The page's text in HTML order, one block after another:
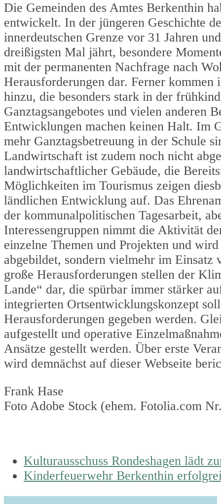
Die Gemeinden des Amtes Berkenthin
entwickelt. In der jüngeren Geschichte
innerdeutschen Grenze vor 31 Jahren
dreißigsten Mal jährt, besondere
mit der permanenten Nachfrage nach
Herausforderungen dar. Ferner kommen
hinzu, die besonders stark in der
Ganztagsangebotes und vielen anderen
Entwicklungen machen keinen Halt. Im
mehr Ganztagsbetreuung in der Schule
Landwirtschaft ist zudem noch nicht
landwirtschaftlicher Gebäude, die
Möglichkeiten im Tourismus zeigen
ländlichen Entwicklung auf. Das
der kommunalpolitischen Tagesarbeit,
Interessengruppen nimmt die Aktivität
einzelne Themen und Projekten und
abgebildet, sondern vielmehr im
große Herausforderungen stellen der
Lande“ dar, die spürbar immer stärker
integrierten Ortsentwicklungskonzept
Herausforderungen gegeben werden.
aufgestellt und operative
Ansätze gestellt werden. Über erste
wird demnächst auf dieser Webseite
Frank Hase
Foto Adobe Stock (ehem. Fotolia.com
previous
post:
Kulturausschuss Rondeshagen lädt
next
Kinderfeuerwehr Berkenthin